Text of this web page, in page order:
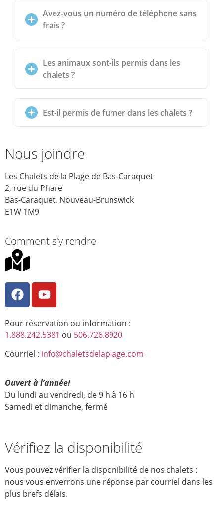
Avez-vous un numéro de téléphone sans
frais ?
Les animaux sont-ils permis dans les
chalets ?
Est-il permis de fumer dans les chalets ?
Nous joindre
Les Chalets de la Plage de Bas-Caraquet
2, rue du Phare
Bas-Caraquet, Nouveau-Brunswick
E1W 1M9
Comment s'y rendre
Pour réservation ou information :
1.888.242.5381 ou 506.726.8920
Courriel : info@chaletsdelaplage.com
Ouvert à l’année!
Du lundi au vendredi, de 9 h à 16 h
Samedi et dimanche, fermé
Vérifiez la disponibilité
Vous pouvez vérifier la disponibilité de nos chalets :
nous vous enverrons une réponse par courriel dans les
plus brefs délais.